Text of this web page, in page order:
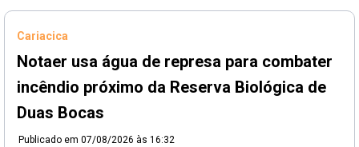
Cariacica
Notaer usa água de represa para combater
incêndio próximo da Reserva Biológica de
Duas Bocas
Publicado em 07/08/2026 às 16:32